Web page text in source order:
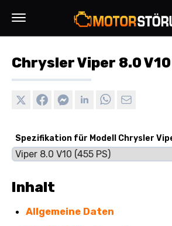
Chrysler Viper 8.0
Spezifikation für Modell Chrysler
Inhalt
Allgemeine Daten